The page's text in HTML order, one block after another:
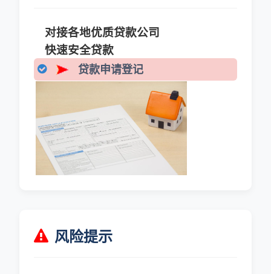
对接各地优质贷款公司
快速安全贷款
贷款申请登记
风险提示